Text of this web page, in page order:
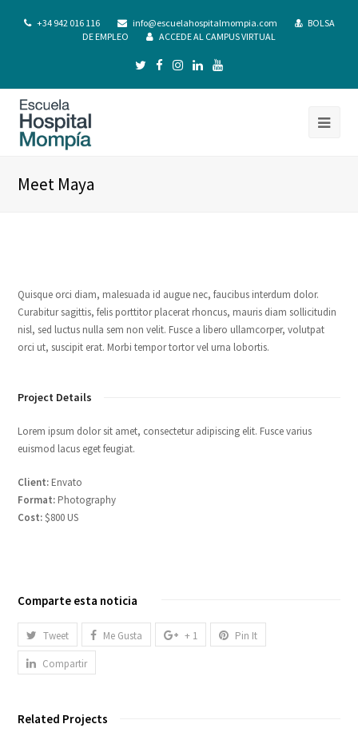
+34 942 016 116 info@escuelahospitalmompia.com
BOLSA
DE EMPLEO
ACCEDE AL CAMPUS VIRTUAL
Meet Maya
Quisque orci diam, malesuada id augue nec, faucibus interdum dolor.
Curabitur sagittis, felis porttitor placerat rhoncus, mauris diam sollicitudin
nisl, sed luctus nulla sem non velit. Fusce a libero ullamcorper, volutpat
orci ut, suscipit erat. Morbi tempor tortor vel urna lobortis.
Project Details
Lorem ipsum dolor sit amet, consectetur adipiscing elit. Fusce varius
euismod lacus eget feugiat.
Client: Envato
Format: Photography
Cost:$800 US
Comparte esta noticia
Tweet Me Gusta + 1 Pin It
Compartir
Related Projects